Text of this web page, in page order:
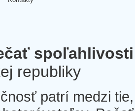
spoľahlivosti
republiky
patrí medzi